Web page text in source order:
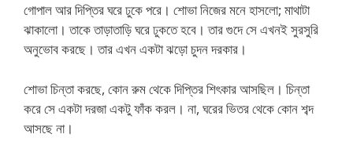
গোপাল আর দিপ্তির ঘরে ঢুকে পরে। শোভা নিজের মনে হাসলো; মাথাটা
ঝাকালো। তাকে তাড়াতাড়ি ঘরে ঢুকতে হবে। তার গুদে সে এখনই সুরসুরি
অনুভোব করছে। তার এখন একটা ঝড়ো চুদন দরকার।
শোভা চিন্তা করছে, কোন রুম থেকে দিপ্তির শিৎকার আসছিল। চিন্তা
করে সে একটা দরজা একটু ফাঁক করল। না, ঘরের ভিতর থেকে কোন শব্দ
আসছে না।